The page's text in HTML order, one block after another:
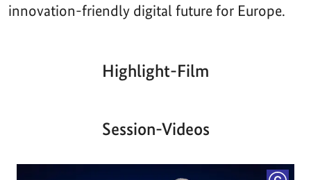
innovation-friendly digital future for Europe.
Highlight-Film
Aktueller
00:00| 00:00
Session-Videos